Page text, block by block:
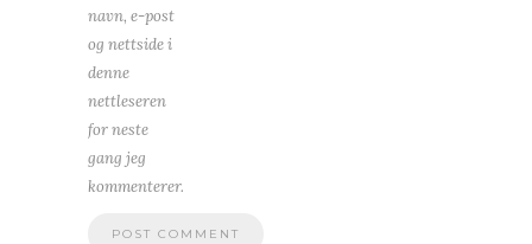
navn, e-post
og nettside i
denne
nettleseren
for neste
gang jeg
kommenterer.